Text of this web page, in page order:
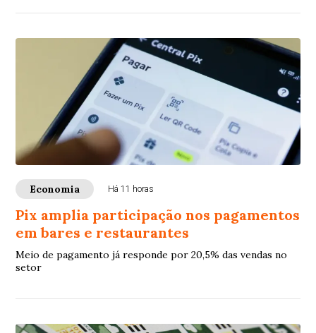
Economia Há 11 horas
Pix amplia participação nos pagamentos
em bares e restaurantes
Meio de pagamento já responde por 20,5% das vendas no
setor